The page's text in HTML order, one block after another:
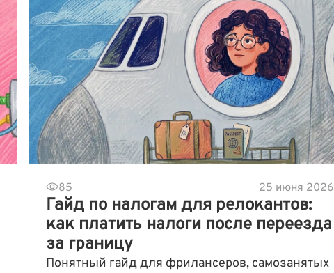
85 25 июня 2026
Гайд по налогам для релокантов:
как платить налоги после переезда
за границу
Понятный гайд для фрилансеров, самозанятых